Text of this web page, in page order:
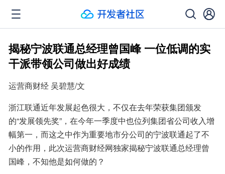
揭秘宁波联通总经理曾国峰 一位低调的实
干派带领公司做出好成绩
运营商财经 吴碧慧/文
浙江联通近年发展起色很大，不仅在去年荣获集团颁发
的“发展领先奖”，在今年一季度中也位列集团省公司收入增
幅第一，而这之中作为重要地市分公司的宁波联通起了不
小的作用，此次运营商财经网独家揭秘宁波联通总经理曾
国峰，不知他是如何做的？